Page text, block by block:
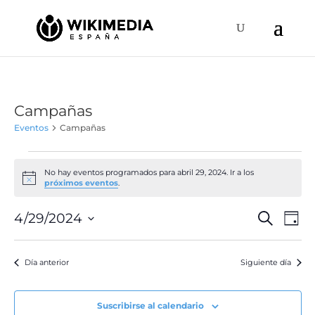
Campañas
Eventos Campañas
en
29,
Aviso
No hay eventos programados para abril 29, 2024. Ir a los
próximos eventos.
de
y
vistas
Buscar
de
de
Día
4/29/2024
fecha.
Día anterior Siguiente día
Suscribirse al calendario